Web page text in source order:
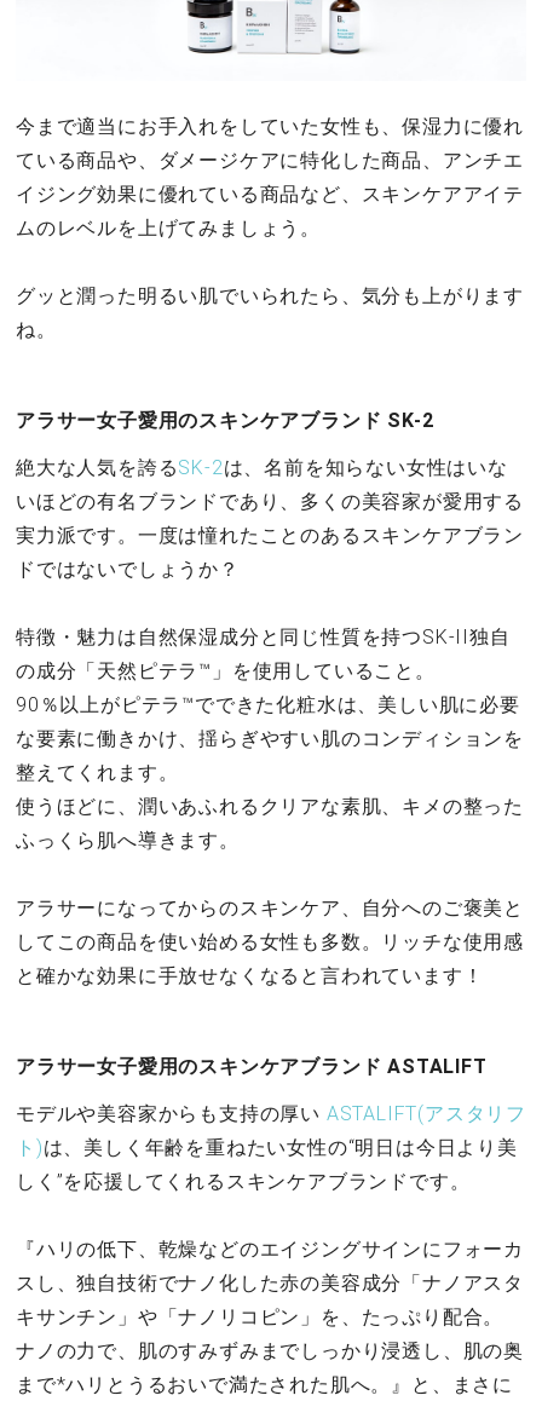
今まで適当にお手入れをしていた女性も、保湿力に優れ
ている商品や、ダメージケアに特化した商品、アンチエ
イジング効果に優れている商品など、スキンケアアイテ
ムのレベルを上げてみましょう。
グッと潤った明るい肌でいられたら、気分も上がります
ね。
アラサー女子愛用のスキンケアブランド SK-2
絶大な人気を誇るSK-2は、名前を知らない女性はいな
いほどの有名ブランドであり、多くの美容家が愛用する
実力派です。一度は憧れたことのあるスキンケアブラン
ドではないでしょうか？
特徴・魅力は自然保湿成分と同じ性質を持つSK-II独自
の成分「天然ピテラ™️」を使用していること。
90％以上がピテラ™️でできた化粧水は、美しい肌に必要
な要素に働きかけ、揺らぎやすい肌のコンディションを
整えてくれます。
使うほどに、潤いあふれるクリアな素肌、キメの整った
ふっくら肌へ導きます。
アラサーになってからのスキンケア、自分へのご褒美と
してこの商品を使い始める女性も多数。リッチな使用感
と確かな効果に手放せなくなると言われています！
アラサー女子愛用のスキンケアブランド ASTALIFT
モデルや美容家からも支持の厚い ASTALIFT(アスタリフ
ト)は、美しく年齢を重ねたい女性の“明日は今日より美
しく”を応援してくれるスキンケアブランドです。
『ハリの低下、乾燥などのエイジングサインにフォーカ
スし、独自技術でナノ化した赤の美容成分「ナノアスタ
キサンチン」や「ナノリコピン」を、たっぷり配合。
ナノの力で、肌のすみずみまでしっかり浸透し、肌の奥
まで*ハリとうるおいで満たされた肌へ。』と、まさに